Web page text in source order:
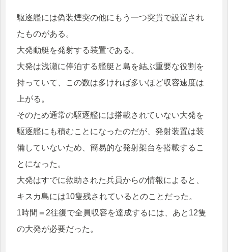
駆逐艦には偽装煙突の他にもう一つ突貫で設置され
たものがある。
大発動艇を発射する装置である。
大発は浅瀬に停泊する艦艇と島を結ぶ重要な役割を
持っていて、この数は多ければ多いほど収容速度は
上がる。
そのため通常の駆逐艦には搭載されていない大発を
駆逐艦にも積むことになったのだが、発射装置は装
備していないため、簡易的な発射架台を搭載するこ
とになった。
大発はすでに救助された兵員からの情報によると、
キスカ島には10隻残されているとのことだった。
1時間＝2往復で全員収容を達成するには、あと12隻
の大発が必要だった。